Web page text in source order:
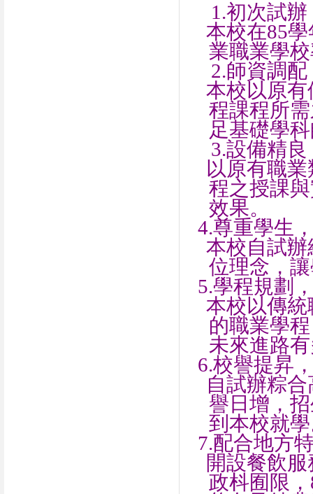
1.初次試
本校在85
業職業學
2.師資調
本校以原
程課程所
足基礎學
3.設備精
以原有職
程之授課
效果。
4.尊重學生
本校自試
位理念，
5.學程規劃
本校以傳
的職業學
未來進路
6.校譽提昇
自試辦粽
譽日增，
到本校就
7.配合地方
開設餐飲
政枓囿 限，